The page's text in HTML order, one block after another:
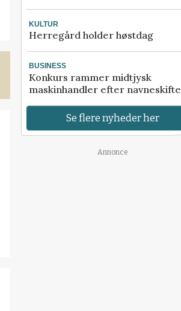
KULTUR
Herregård holder høstdag
BUSINESS
Konkurs rammer midtjysk
maskinhandler efter navneskifte
Se flere nyheder her
Annonce